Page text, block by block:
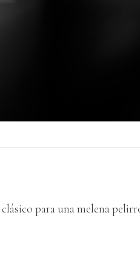
para una melena